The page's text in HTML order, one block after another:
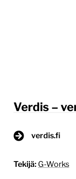
Verdis –
verdis.fi
Tekijä: G-Works